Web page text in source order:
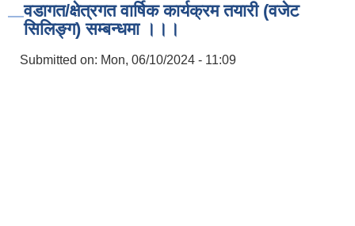
वडागत/क्षेत्रगत वार्षिक कार्यक्रम तयारी (वजेट
सिलिङ्ग) सम्बन्धमा ।।।
Submitted on: Mon, 06/10/2024 - 11:09